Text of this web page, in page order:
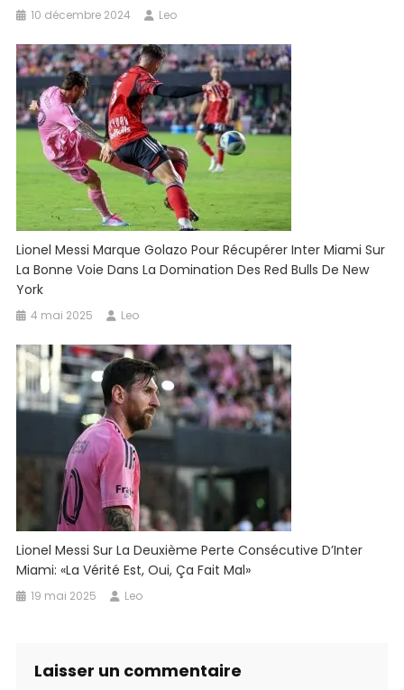
10 décembre 2024 Leo
Lionel Messi Marque Golazo Pour Récupérer Inter Miami Sur
La Bonne Voie Dans La Domination Des Red Bulls De New
York
4 mai 2025 Leo
Lionel Messi Sur La Deuxième Perte Consécutive D’Inter
Miami: «La Vérité Est, Oui, Ça Fait Mal»
19 mai 2025 Leo
Laisser un commentaire